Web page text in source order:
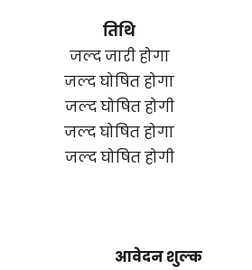
तिथि
जल्द जारी होगा
जल्द घोषित होगा
जल्द घोषित होगी
जल्द घोषित होगा
जल्द घोषित होगी
आवेदन शुल्क